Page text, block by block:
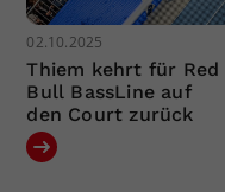
02.10.2025
Thiem kehrt für Red
Bull BassLine auf
den Court zurück